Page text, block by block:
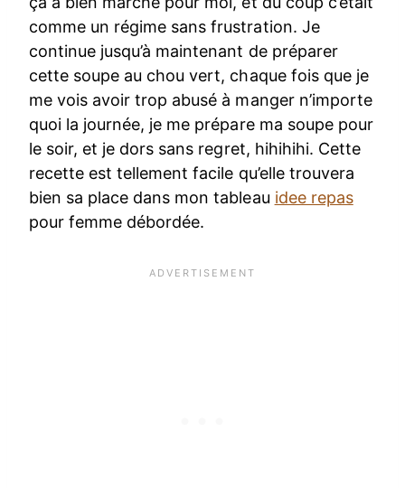
comme un régime sans frustration. Je
continue jusqu’à maintenant de préparer
cette soupe au chou vert, chaque fois que je
me vois avoir trop abusé à manger n’importe
quoi la journée, je me prépare ma soupe pour
le soir, et je dors sans regret, hihihihi. Cette
recette est tellement facile qu’elle trouvera
bien sa place dans mon tableau idee repas
pour femme débordée.